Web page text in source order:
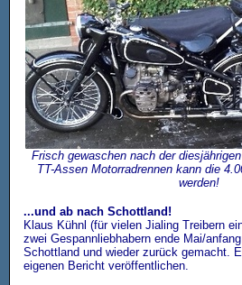
Frisch gewaschen nach der
TT-Assen Motorradrennen kann die
werden!
...und ab nach Schottland!
Klaus Kühnl (für vielen Jialing Treibern
zwei Gespannliebhabern ende Mai/
Schottland und wieder zurück gemacht.
eigenen Bericht veröffentlichen.